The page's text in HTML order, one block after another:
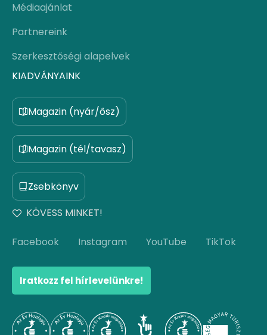
Médiaajánlat
Partnereink
Szerkesztőségi alapelvek
KIADVÁNYAINK
Magazin (nyár/ősz)
Magazin (tél/tavasz)
Zsebkönyv
KÖVESS MINKET!
Facebook Instagram YouTube TikTok
Iratkozz fel hírlevelünkre!